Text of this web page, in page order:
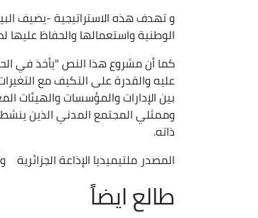
و تهدف هذه الاستراتيجية -يضيف
الوطنية واستعمالها والحفاظ عليها
كما أن مشروع هذا النص "يأخذ في
عليه والقدرة على التكيف مع
بين الإدارات والمؤسسات والهيئات
وممثلي المجتمع المدني الذين
ذاته.
المصدر ملتيميديا الإذاعة الجزائرية
طالع ايضاً